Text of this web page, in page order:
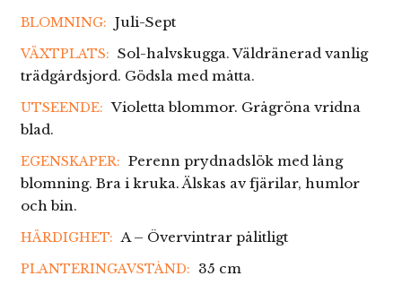
BLOMNING: Juli-Sept
VÄXTPLATS: Sol-halvskugga. Väldränerad vanlig
trädgårdsjord. Gödsla med måtta.
UTSEENDE: Violetta blommor. Grågröna vridna
blad.
EGENSKAPER: Perenn prydnadslök med lång
blomning. Bra i kruka. Älskas av fjärilar, humlor
och bin.
HÄRDIGHET: A – Övervintrar pålitligt
PLANTERINGAVSTÅND: 35 cm